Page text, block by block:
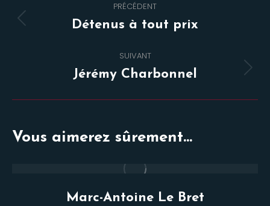
de
PRÉCÉDENT
Onglet
Détenus à tout prix
SUIVANT
Projets
Jérémy Charbonnel
Vous aimerez sûrement...
Marc-Antoine Le Bret